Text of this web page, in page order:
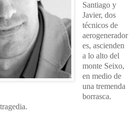
Santiago y
Javier, dos
técnicos de
aerogenerador
es, ascienden
a lo alto del
monte Seixo,
en medio de
una tremenda
borrasca.